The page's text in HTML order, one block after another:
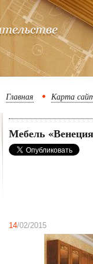
Главная Карта
Мебель
14/02/2015